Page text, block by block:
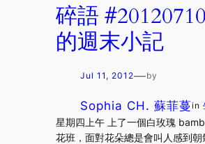
碎語
的週末小記
Jul 11, 2012—by
Sophia CH. 蘇菲蔓in
星期四上午 上了一個白玫瑰
花班，面對花朵總是會叫人感到朝